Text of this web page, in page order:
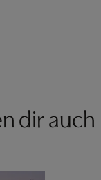
dir auch